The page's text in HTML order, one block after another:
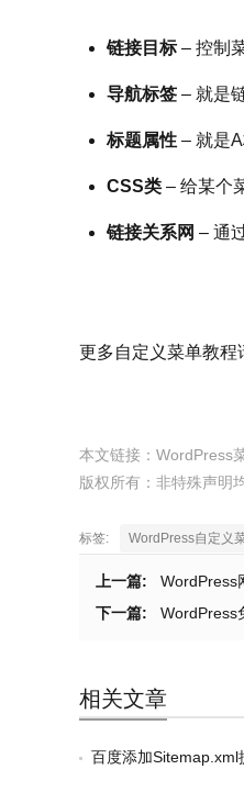
链接目标– 控制
导航标签 – 就是
标题属性 – 就是
CSS类 – 给某个
链接关系网 – 通
更多自定义菜单教程
本文链接： WordPress
版权所有：非特殊声明
标签: WordPress自定义
上一篇:
WordPress
下一篇:
WordPress
相关文章
百度添加Sitemap.xml